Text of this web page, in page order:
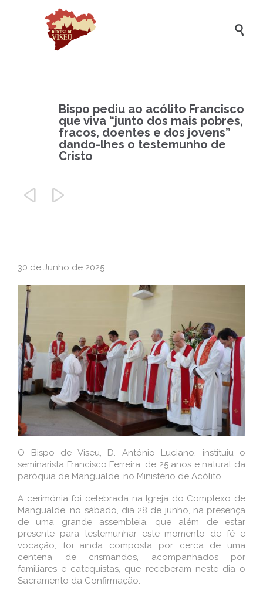

Bispo pediu ao acólito Francisco
que viva “junto dos mais pobres,
fracos, doentes e dos jovens”
dando-lhes o testemunho de
Cristo
 
30 de Junho de 2025
O Bispo de Viseu, D. António Luciano, instituiu o
seminarista Francisco Ferreira, de 25 anos e natural da
paróquia de Mangualde, no Ministério de Acólito.
A cerimónia foi celebrada na Igreja do Complexo de
Mangualde, no sábado, dia 28 de junho, na presença
de uma grande assembleia, que além de estar
presente para testemunhar este momento de fé e
vocação, foi ainda composta por cerca de uma
centena de crismandos, acompanhados por
familiares e catequistas, que receberam neste dia o
Sacramento da Confirmação.